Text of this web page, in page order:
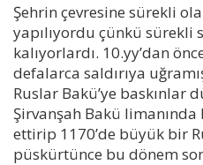
Şehrin çevresine sürekli
yapılıyordu çünkü sürekli
kalıyorlardı. 10.yy’dan
defalarca saldırıya
Ruslar Bakü’ye baskınlar
Şirvanşah Bakü
ettirip 1170’de büyük bir
püskürtünce bu dönem